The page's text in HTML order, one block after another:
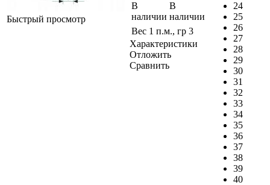
Быстрый просмотр
В
наличии
В
наличии
Вес 1 п.м., гр 3
Характеристики
Отложить
Сравнить
24
25
26
27
28
29
30
31
32
33
34
35
36
37
38
39
40